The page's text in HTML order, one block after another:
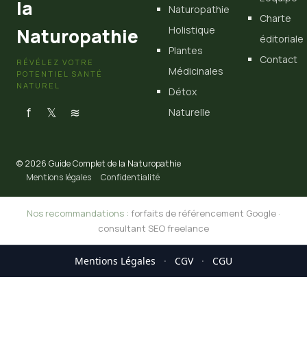
la
Naturopathie
RÉVÉLEZ VOTRE
POTENTIEL SANTÉ
NATUREL
f 𝕏 ≋
Naturopathie
Holistique
Plantes
Médicinales
Détox
Naturelle
Charte
éditoriale
Contact
© 2026 Guide Complet de la Naturopathie
Mentions légales
Confidentialité
Nos recommandations : forfaits de référencement Google ·
consultant SEO freelance
Mentions Légales · CGV · CGU